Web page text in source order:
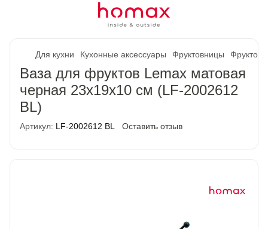
Для кухни Кухонные аксессуары Фруктовницы
Ваза для фруктов Lemax матовая
черная 23x19x10 см (LF-2002612
BL)
Артикул: LF-2002612 BL Оставить отзыв